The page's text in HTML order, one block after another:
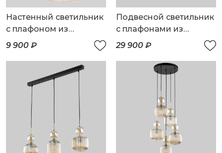
Настенный светильник
с плафоном из
фактурного стекла
9 900 ₽
Подвесной светильник
с плафонами из
фактурного стекла
29 900 ₽